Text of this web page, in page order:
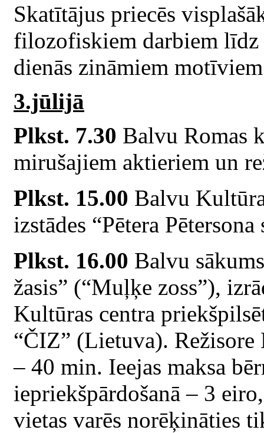
Skatītājus priecēs
filozofiskiem darbiem
dienās zināmiem
3.jūlijā
Plkst. 7.30 Balvu Romas
mirušajiem aktieriem un
Plkst. 15.00 Balvu
izstādes “Pētera
Plkst. 16.00 Balvu
žasis” (“Muļķe zoss”),
Kultūras centra
“ČIZ” (Lietuva).
– 40 min. Ieejas maksa
iepriekšpārdošanā – 3
vietas varēs norēķināties